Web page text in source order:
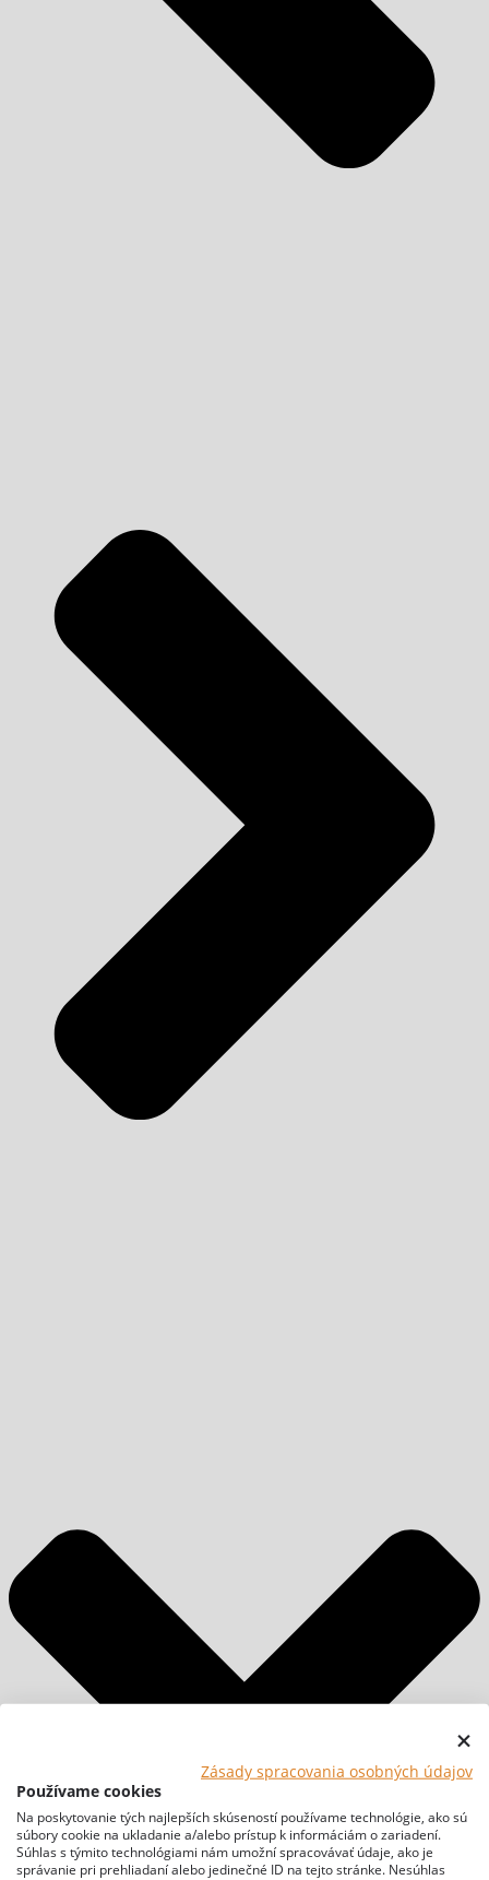
Zásady spracovania osobných údajov
Používame cookies
Na poskytovanie tých najlepších skúseností používame technológie, ako sú
súbory cookie na ukladanie a/alebo prístup k informáciám o zariadení.
Súhlas s týmito technológiami nám umožní spracovávať údaje, ako je
správanie pri prehliadaní alebo jedinečné ID na tejto stránke. Nesúhlas